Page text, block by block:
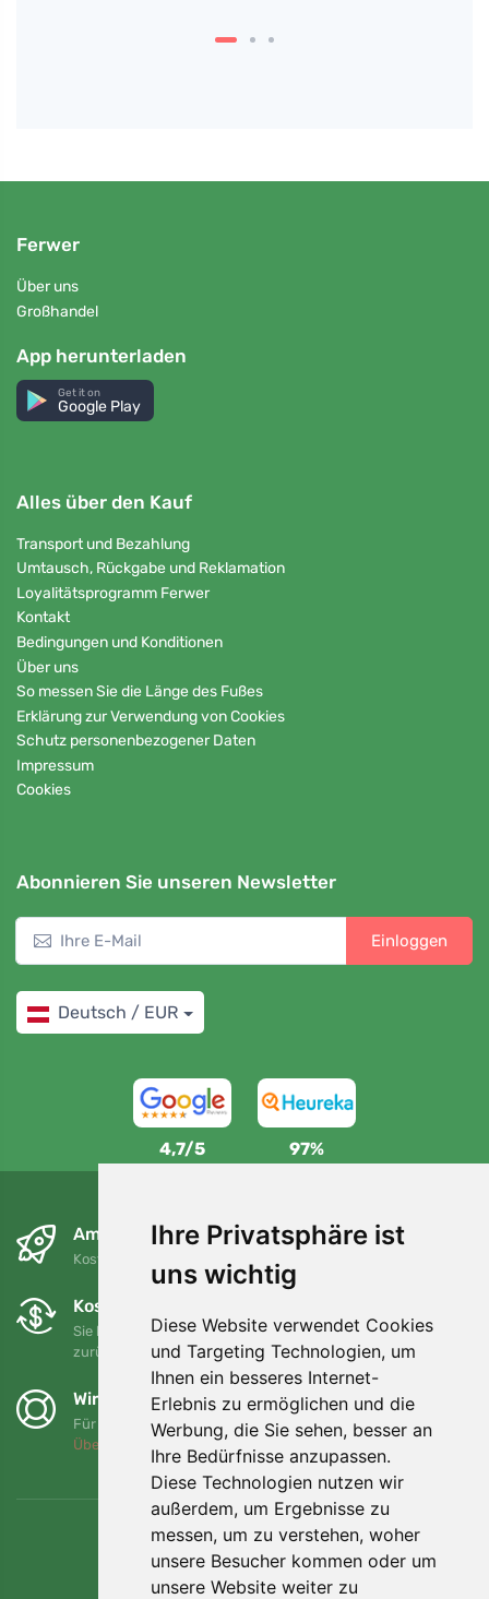
Ihre Privatsphäre ist
uns wichtig
Diese Website verwendet Cookies
und Targeting Technologien, um
Ihnen ein besseres Internet-
Erlebnis zu ermöglichen und die
Werbung, die Sie sehen, besser an
Ihre Bedürfnisse anzupassen.
Diese Technologien nutzen wir
außerdem, um Ergebnisse zu
messen, um zu verstehen, woher
unsere Besucher kommen oder um
unsere Website weiter zu
Ferwer
Über uns
Großhandel
App herunterladen
Get it on
Google Play
Alles über den Kauf
Transport und Bezahlung
Umtausch, Rückgabe und Reklamation
Loyalitätsprogramm Ferwer
Kontakt
Bedingungen und Konditionen
Über uns
So messen Sie die Länge des Fußes
Erklärung zur Verwendung von Cookies
Schutz personenbezogener Daten
Impressum
Cookies
Abonnieren Sie unseren Newsletter
Einloggen
Deutsch / EUR
4,7/5 97%
Am nächsten Tag und kostenlos
Kostenloser Versand für Bestellungen über 80 EUR
Kostenloser Umtausch und Rückgabe
Sie können Ihre Bestellung jederzeit innerhalb von 90 Tagen
zurückgeben oder umtauschen.
Wir unterstützen Trees.org
Für jede Bestellung pflanzen wir einen Baum! Mehr lesen
Über uns